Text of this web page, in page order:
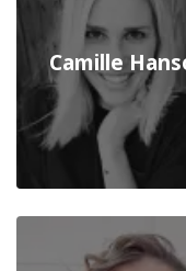
Camille